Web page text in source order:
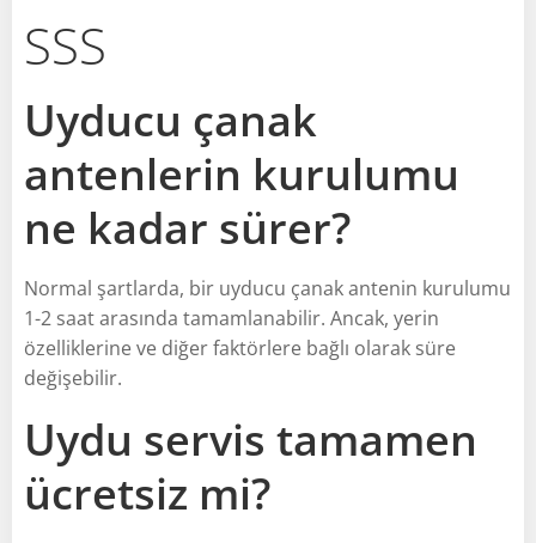
SSS
Uyducu çanak
antenlerin kurulumu
ne kadar sürer?
Normal şartlarda, bir uyducu çanak antenin kurulumu
1-2 saat arasında tamamlanabilir. Ancak, yerin
özelliklerine ve diğer faktörlere bağlı olarak süre
değişebilir.
Uydu servis tamamen
ücretsiz mi?